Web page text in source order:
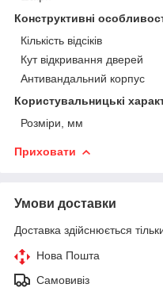
Конструктивні
Кількість відсіків
Кут відкривання дверей
Антивандальний корпус
Користувальницькі
Розміри, мм
Приховати
Умови доставки
Доставка здійснюється
Нова Пошта
Самовивіз